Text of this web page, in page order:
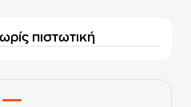
πιστωτική